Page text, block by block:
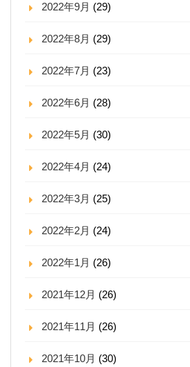
2022年9月 (29)
2022年8月 (29)
2022年7月 (23)
2022年6月 (28)
2022年5月 (30)
2022年4月 (24)
2022年3月 (25)
2022年2月 (24)
2022年1月 (26)
2021年12月 (26)
2021年11月 (26)
2021年10月 (30)